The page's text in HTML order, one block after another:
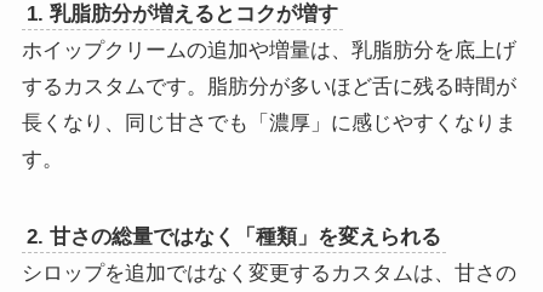
1. 乳脂肪分が増えるとコクが増す
ホイップクリームの追加や増量は、乳脂肪分を底上げ
するカスタムです。脂肪分が多いほど舌に残る時間が
長くなり、同じ甘さでも「濃厚」に感じやすくなりま
す。
2. 甘さの総量ではなく「種類」を変えられる
シロップを追加ではなく変更するカスタムは、甘さの